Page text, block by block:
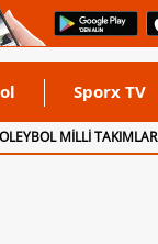
Sporx TV
MİLLİ TAKIMLAR